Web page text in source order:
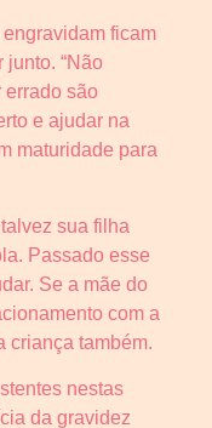
ficam
junto. “Não
errado são
e ajudar na
maturidade para
sua filha
Passado esse
Se a mãe do
com a
criança também.
nestas
da gravidez